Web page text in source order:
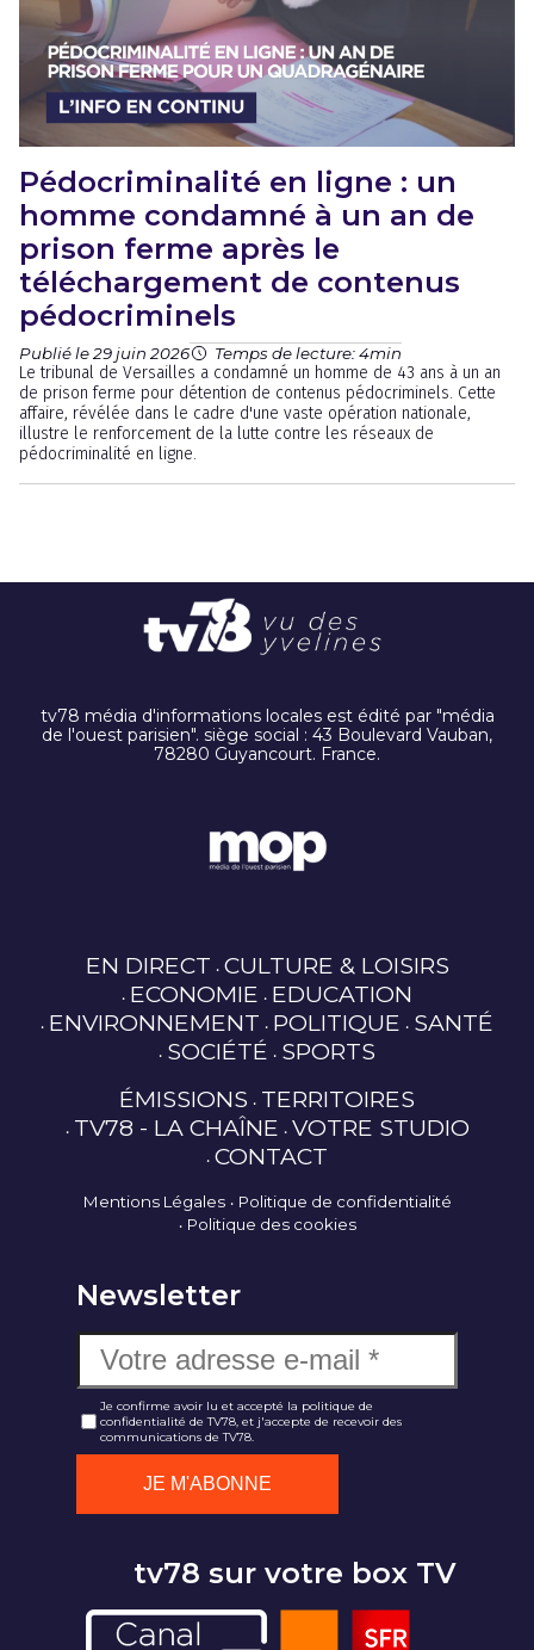
Pédocriminalité en ligne : un
homme condamné à un an de
prison ferme après le
téléchargement de contenus
pédocriminels
Publié le 29 juin 2026 Temps de lecture: 4min
Le tribunal de Versailles a condamné un homme de 43 ans à un an
de prison ferme pour détention de contenus pédocriminels. Cette
affaire, révélée dans le cadre d'une vaste opération nationale,
illustre le renforcement de la lutte contre les réseaux de
pédocriminalité en ligne.
tv78 média d'informations locales est édité par "média
de l'ouest parisien". siège social : 43 Boulevard Vauban,
78280 Guyancourt. France.
EN DIRECT CULTURE & LOISIRS
ECONOMIE EDUCATION
ENVIRONNEMENT POLITIQUE SANTÉ
SOCIÉTÉ SPORTS
ÉMISSIONS TERRITOIRES
TV78 - LA CHAÎNE VOTRE STUDIO
CONTACT
Mentions Légales
Politique de confidentialité
Politique des cookies
Newsletter
Je confirme avoir lu et accepté la politique de
confidentialité de TV78, et j'accepte de recevoir des
communications de TV78.
tv78 sur votre box TV